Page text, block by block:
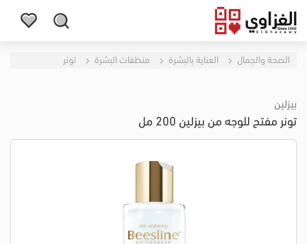
الصحة والجمال العناية بالبشرة منظفات البشرة تونر
بيزلين
تونر مفتح للوجه من بيزلين 200 مل